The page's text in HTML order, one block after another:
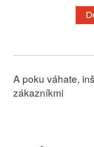
A poku váhate,
zákazníkmi